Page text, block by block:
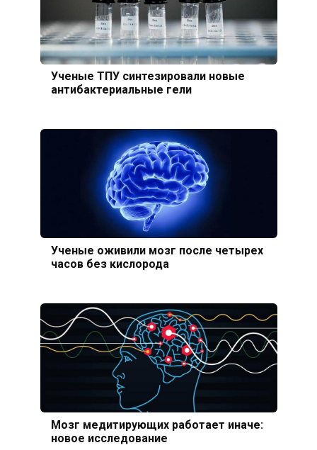
Ученые ТПУ синтезировали новые
антибактериальные гели
Ученые оживили мозг после четырех
часов без кислорода
Мозг медитирующих работает иначе:
новое исследование